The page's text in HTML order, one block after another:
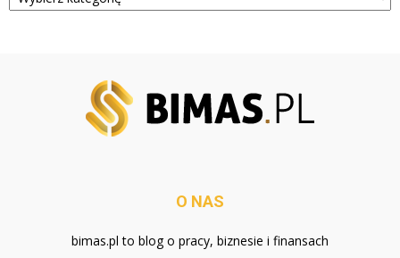
O NAS
bimas.pl to blog o pracy, biznesie i finansach